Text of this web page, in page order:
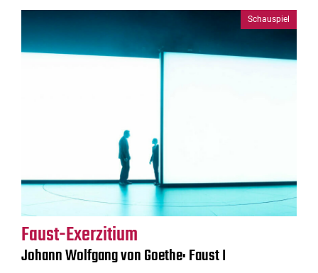
Schauspiel
Faust-Exerzitium
Johann Wolfgang von Goethe: Faust I